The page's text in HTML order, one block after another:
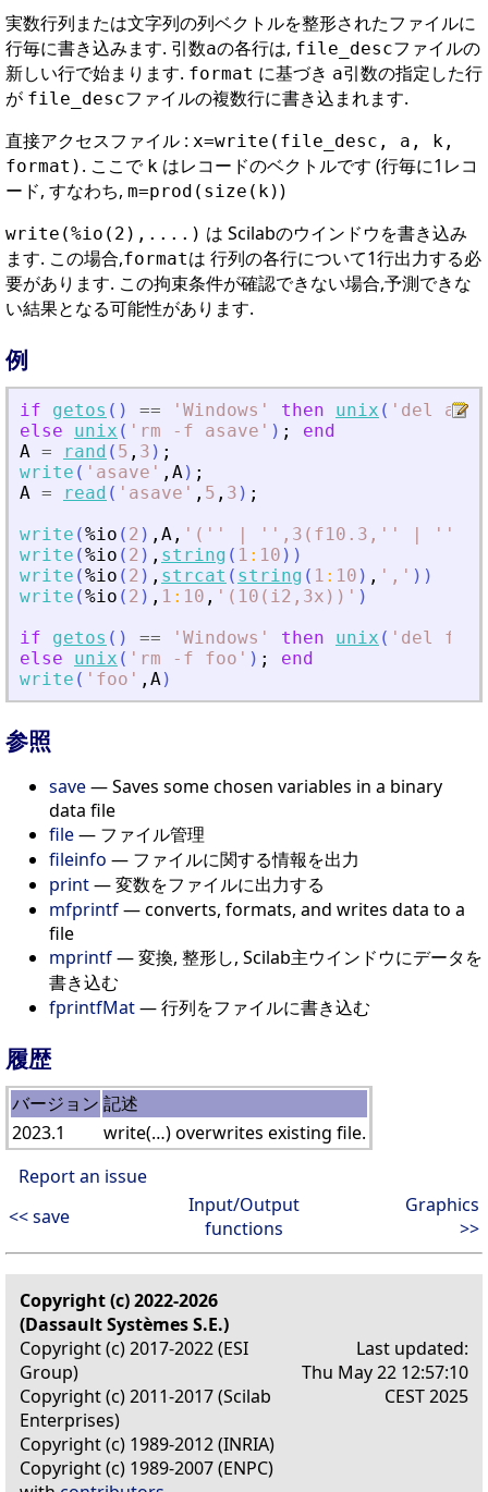
実数行列または文字列の列ベクトルを整形されたファイルに
行毎に書き込みます. 引数aの各行は, file_descファイルの
新しい行で始まります. format に基づき a引数の指定した行
が file_descファイルの複数行に書き込まれます.
直接アクセスファイル : x=write(file_desc, a, k,
format) . ここで k はレコードのベクトルです (行毎に1レコ
ード, すなわち, m=prod(size(k))
write(%io(2),....) は Scilabのウインドウを書き込み
ます. この場合,formatは 行列の各行について1行出力する必
要があります. この拘束条件が確認できない場合,予測できな
い結果となる可能性があります.
例
if getos ( ) == ' Windows ' then unix ( ' del
else
unix ( ' rm -f asave ' ) ;
end
A = rand ( 5 , 3 ) ;
write ( ' asave ' , A) ;
A = read ( ' asave ' , 5 , 3 ) ;
write (%io ( 2 ) , A , ' ('' | '',3(f10.3,'' | ''))
write (%io ( 2 ) , string ( 1 : 10 ) )
write (%io ( 2 ) , strcat ( string ( 1 : 10 ) , ' , ' ) )
write (%io ( 2 ) , 1 : 10 , ' (10(i2,3x)) ' )
if
getos ( ) == ' Windows ' then unix ( ' del foo
else
unix ( ' rm -f foo ' ) ;
end
write ( ' foo ' , A)
参照
save— Saves some chosen variables in a binary
data file
file— ファイル管理
fileinfo — ファイルに関する情報を出力
print— 変数をファイルに出力する
mfprintf— converts, formats, and writes data to a
file
mprintf— 変換, 整形し, Scilab主ウインドウにデータを
書き込む
fprintfMat— 行列をファイルに書き込む
履歴
バージョン 記述
2023.1
write(…) overwrites existing file.
Report an issue
<< save
Input/Output
functions
Graphics
>>
Copyright (c) 2022-2026
(Dassault Systèmes S.E.)
Copyright (c) 2017-2022 (ESI
Group)
Copyright (c) 2011-2017 (Scilab
Enterprises)
Copyright (c) 1989-2012 (INRIA)
Copyright (c) 1989-2007 (ENPC)
Last updated:
Thu May 22 12:57:10
CEST 2025